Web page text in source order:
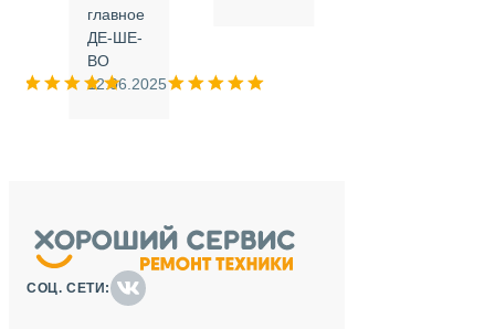
главное
ДЕ-ШЕ-
ВО
12.06.2025
СОЦ. СЕТИ: